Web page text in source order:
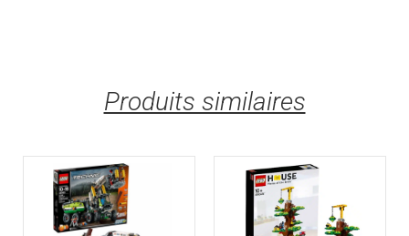
Produits similaires